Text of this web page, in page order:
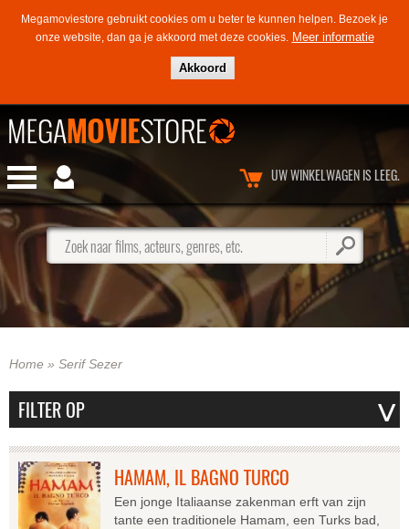
Megamoviestore gebruikt cookies om u beter te kunnen helpen. Bezoek je
onze website, dan ga je akkoord met deze cookies. Meer informatie
Akkoord
UW WINKELWAGEN IS LEEG.
Zoek naar films, acteurs, genres, etc.
Home » Serif Sezer
HAMAM, IL BAGNO TURCO
Een jonge Italiaanse zakenman erft van zijn
tante een traditionele Hamam, een Turks bad,